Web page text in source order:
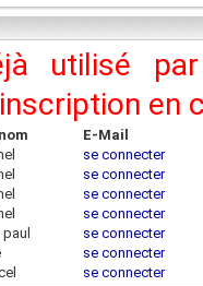
utilisé
en
E-Mail
se connecter
se connecter
se connecter
se connecter
se connecter
se connecter
se connecter